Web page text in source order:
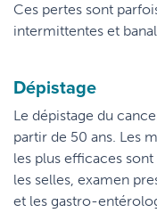
Ces pertes sont
intermittentes et
Dépistage
Le dépistage du
partir de 50 ans. Les
les plus efficaces
les selles, examen
et les gastro-